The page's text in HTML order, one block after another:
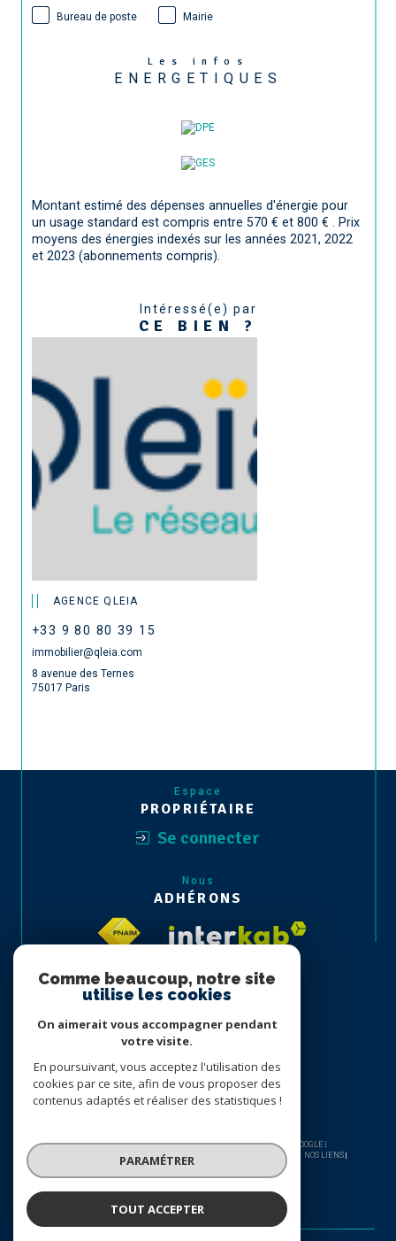
Bureau de poste
Mairie
Les infos
ENERGETIQUES
Montant estimé des dépenses annuelles d'énergie pour
un usage standard est compris entre 570 € et 800 € . Prix
moyens des énergies indexés sur les années 2021, 2022
et 2023 (abonnements compris).
Intéressé(e) par
CE BIEN ?
AGENCE QLEIA
+33 9 80 80 39 15
immobilier@qleia.com
8 avenue des Ternes
75017 Paris
Espace
PROPRIÉTAIRE
Se connecter
Nous
ADHÉRONS
© 2026 | TOUS DROITS RÉSERVÉS | TRADUCTION POWERED BY GOOGLE |
PLAN DU SITE ADMIN
NOS LIENS
POLITIQUE RGPD
Comme beaucoup, notre site
utilise les cookies
On aimerait vous accompagner pendant
votre visite.
En poursuivant, vous acceptez l'utilisation des
cookies par ce site, afin de vous proposer des
contenus adaptés et réaliser des statistiques !
PARAMÉTRER
TOUT ACCEPTER